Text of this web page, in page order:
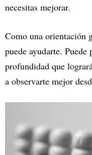
necesitas mejorar.
Como una orientación
puede ayudarte.
profundidad que
a observarte mejor